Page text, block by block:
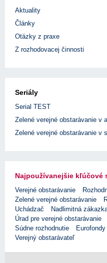
Aktuality
Články
Otázky z praxe
Z rozhodovacej činnosti
Seriály
Serial TEST
Zelené verejné obstarávanie v
Zelené verejné obstarávanie v
Najpoužívanejšie kľúčové
Verejné obstarávanie
Zelené verejné obstarávanie
Uchádzač
Nadlimitná
Úrad pre verejné obstarávanie
Súdne rozhodnutie
Eurofondy
Verejný obstarávateľ